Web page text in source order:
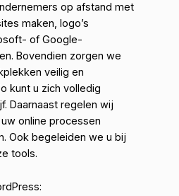
op afstand met
maken, logo’s
of Google-
Bovendien zorgen we
veilig en
kunt u zich volledig
Daarnaast regelen wij
online processen
Ook begeleiden we u bij
tools.